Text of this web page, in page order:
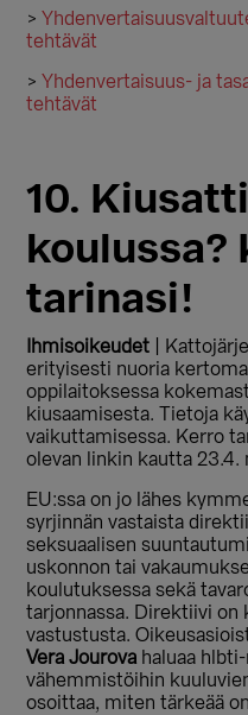
>
tehtävät
> Yhdenvertaisuus- ja
tehtävät
10.
koulussa?
tarinasi!
Ihmisoikeudet |
erityisesti nuoria
oppilaitoksessa
kiusaamisesta. Tietoja
vaikuttamisessa. Kerro
olevan linkin kautta 23.4.
EU:ssa on jo lähes
syrjinnän vastaista
seksuaalisen
uskonnon tai
koulutuksessa sekä
tarjonnassa. Direktiivi on
vastustusta.
Vera Jourova haluaa
vähemmistöihin
osoittaa, miten tärkeää